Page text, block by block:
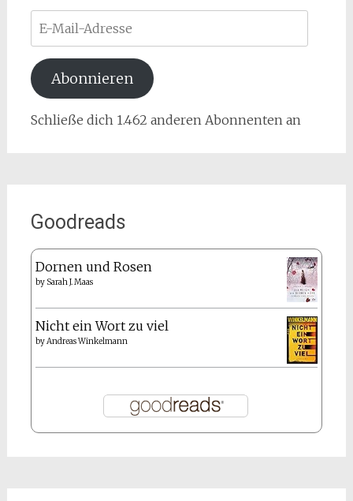
Mail-
Adresse
Abonnieren
Schließe dich 1.462 anderen Abonnenten an
Goodreads
Dornen und Rosen
by Sarah J. Maas
Nicht ein Wort zu viel
byAndreas Winkelmann